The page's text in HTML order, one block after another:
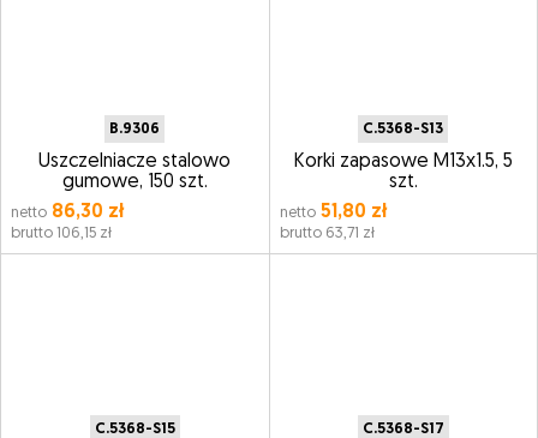
B.9306
Uszczelniacze stalowo
gumowe, 150 szt.
netto 86,30 zł
brutto 106,15 zł
C.5368-S13
Korki zapasowe M13x1.5, 5
szt.
netto51,80 zł
brutto 63,71 zł
C.5368-S15 C.5368-S17